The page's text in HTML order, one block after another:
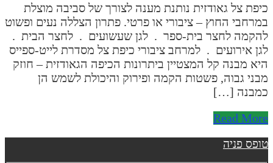
צל גאודזית נותנת מענה לצורך של סביבה מוצלת
החוץ – ציבורי או פרטי. פתרון הצללה נעים ופשוט
לחצר בית-ספר . לגן שעשועים . לחצר הבית .
אירועים . למרחב ציבורי כיפת צל מסדרת לייט-ספייס
מבנה קל המצטיין ביתרונות הכיפה הגאודזית – חוזק
גבוה, פשטות הקמה ופירוק והיכולת לשמש הן
[…]
Read
פניה